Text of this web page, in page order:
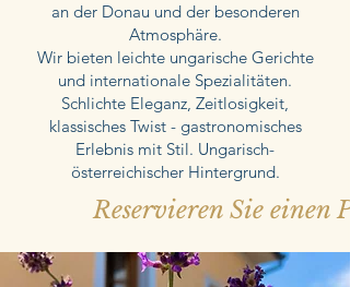
an der Donau und der besonderen
Atmosphäre.
Wir bieten leichte ungarische Gerichte
und internationale Spezialitäten.
Schlichte Eleganz, Zeitlosigkeit,
klassisches Twist - gastronomisches
Erlebnis mit Stil. Ungarisch-
österreichischer Hintergrund.
Reservieren Sie einen